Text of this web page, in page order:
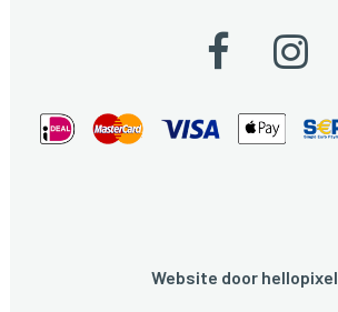
Website door